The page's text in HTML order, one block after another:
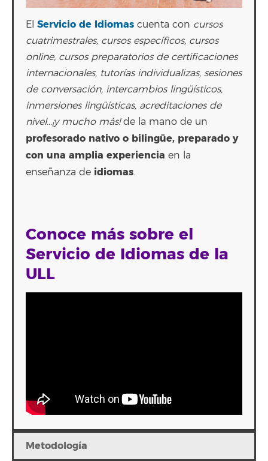
El Servicio de Idiomas cuenta con cursos
cuatrimestrales, cursos específicos, cursos
online, cursos preparatorios de certificaciones
internacionales, tutorías individualizas, sesiones
de conversación, intercambios lingüísticos,
inmersiones lingüísticas, acreditaciones de
nivel…¡y mucho más!de la mano de un
profesorado nativo o bilingüe, preparado y
con una amplia experiencia en la
enseñanza de idiomas.
Conoce más sobre el
Servicio de Idiomas de la
ULL
Metodología